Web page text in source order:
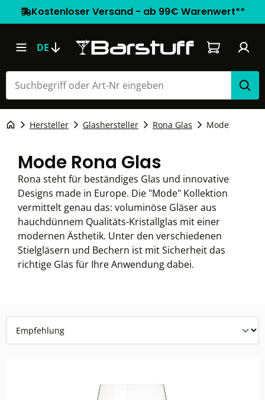
Kostenloser Versand - ab 99€ Warenwert**
DE Warenkorb
Hersteller Glashersteller Rona Glas Mode
Mode Rona Glas
Rona steht für beständiges Glas und innovative
Designs made in Europe. Die "Mode" Kollektion
vermittelt genau das: voluminöse Gläser aus
hauchdünnem Qualitäts-Kristallglas mit einer
modernen Ästhetik. Unter den verschiedenen
Stielgläsern und Bechern ist mit Sicherheit das
richtige Glas für Ihre Anwendung dabei.